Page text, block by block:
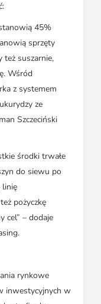
45%
sprzęty
też suszarnie,
Wśród
z systemem
ze
Szczeciński
środki trwałe
do siewu po
linię
pożyczkę
– dodaje
rynkowe
inwestycyjnych w